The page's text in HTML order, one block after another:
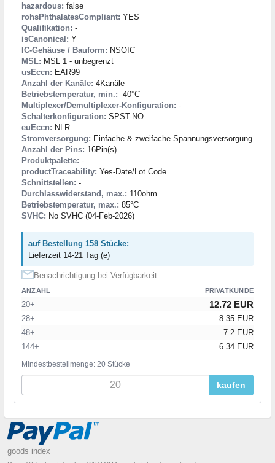
hazardous: false
rohsPhthalatesCompliant: YES
Qualifikation: -
isCanonical: Y
IC-Gehäuse / Bauform: NSOIC
MSL: MSL 1 - unbegrenzt
usEccn: EAR99
Anzahl der Kanäle: 4Kanäle
Betriebstemperatur, min.: -40°C
Multiplexer/Demultiplexer-Konfiguration: -
Schalterkonfiguration: SPST-NO
euEccn: NLR
Stromversorgung: Einfache & zweifache Spannungsversorgung
Anzahl der Pins: 16Pin(s)
Produktpalette: -
productTraceability: Yes-Date/Lot Code
Schnittstellen: -
Durchlasswiderstand, max.: 110ohm
Betriebstemperatur, max.: 85°C
SVHC: No SVHC (04-Feb-2026)
auf Bestellung 158 Stücke:
Lieferzeit 14-21 Tag (e)
Benachrichtigung bei Verfügbarkeit
ANZAHL PRIVATKUNDE
20+ 12.72 EUR
28+
8.35 EUR
48+
7.2 EUR
144+
6.34 EUR
Mindestbestellmenge: 20 Stücke
kaufen
goods index